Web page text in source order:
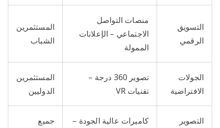
التسويق
الرقمي
منصات التواصل
الاجتماعي – الإعلانات
الممولة
المستثمرين
الشباب
الجولات
الافتراضية
تصوير 360 درجة –
تقنيات VR
المستثمرين
الدوليين
التصوير
كاميرات عالية الجودة –
جميع